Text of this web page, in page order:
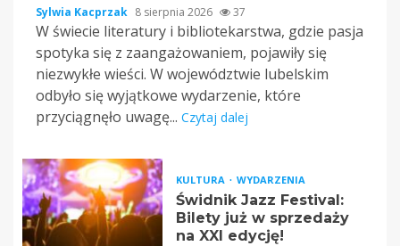
Sylwia Kacprzak 8 sierpnia 2026 37
W świecie literatury i bibliotekarstwa, gdzie pasja
spotyka się z zaangażowaniem, pojawiły się
niezwykłe wieści. W województwie lubelskim
odbyło się wyjątkowe wydarzenie, które
przyciągnęło uwagę... Czytaj dalej
KULTURA WYDARZENIA
Świdnik Jazz Festival:
Bilety już w sprzedaży
na XXI edycję!